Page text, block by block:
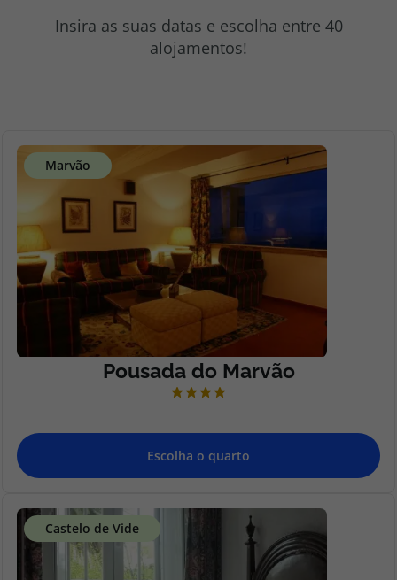
Insira as suas datas e escolha entre 40
alojamentos!